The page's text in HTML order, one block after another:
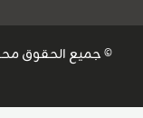
© جميع الحقوق